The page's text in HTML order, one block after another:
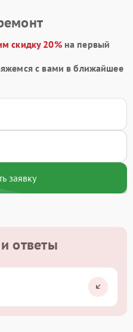
скидку 20%на первый
с вами в ближайшее
заявку
ответы